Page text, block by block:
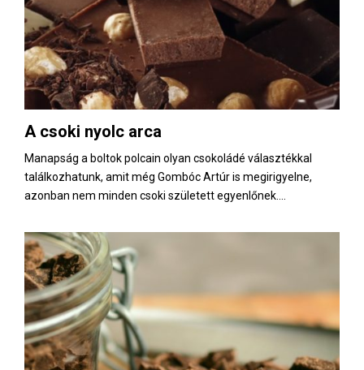
A csoki nyolc arca
Manapság a boltok polcain olyan csokoládé választékkal
találkozhatunk, amit még Gombóc Artúr is megirigyelne,
azonban nem minden csoki született egyenlőnek....